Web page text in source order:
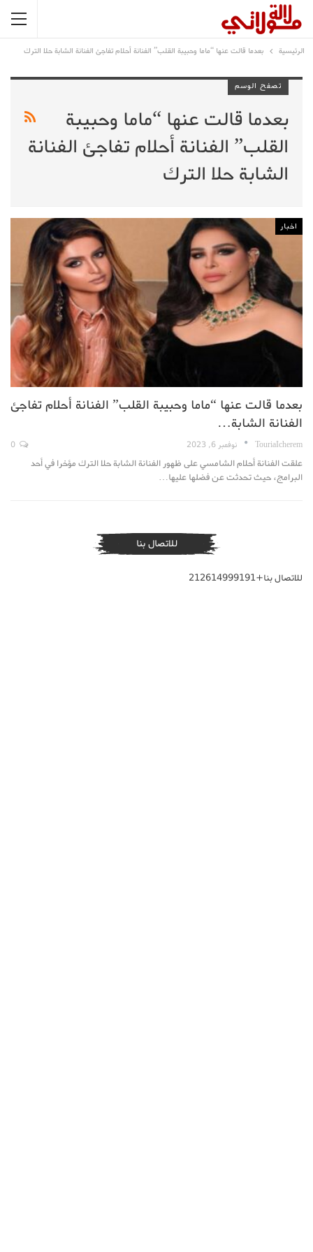
الرئيسية بعدما قالت عنها “ماما وحبيبة القلب” الفنانة أحلام تفاجئ الفنانة الشابة حلا الترك
تصفح الوسم
بعدما قالت عنها “ماما وحبيبة
القلب” الفنانة أحلام تفاجئ الفنانة
الشابة حلا الترك
اخبار
بعدما قالت عنها “ماما وحبيبة القلب” الفنانة أحلام تفاجئ
الفنانة الشابة…
TouriaIcherem نوفمبر 6, 2023
علقت الفنانة أحلام الشامسي على ظهور الفنانة الشابة حلا الترك مؤخرا في أحد
البرامج، حيث تحدثت عن فضلها عليها…
للاتصال بنا
للاتصال بنا+212614999191